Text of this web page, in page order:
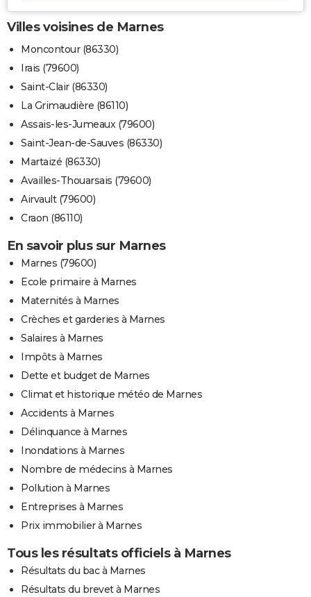
Villes voisines de Marnes
Moncontour (86330)
Irais (79600)
Saint-Clair (86330)
La Grimaudière (86110)
Assais-les-Jumeaux (79600)
Saint-Jean-de-Sauves (86330)
Martaizé (86330)
Availles-Thouarsais (79600)
Airvault (79600)
Craon (86110)
En savoir plus sur Marnes
Marnes (79600)
Ecole primaire à Marnes
Maternités à Marnes
Crèches et garderies à Marnes
Salaires à Marnes
Impôts à Marnes
Dette et budget de Marnes
Climat et historique météo de Marnes
Accidents à Marnes
Délinquance à Marnes
Inondations à Marnes
Nombre de médecins à Marnes
Pollution à Marnes
Entreprises à Marnes
Prix immobilier à Marnes
Tous les résultats officiels à Marnes
Résultats du bac à Marnes
Résultats du brevet à Marnes